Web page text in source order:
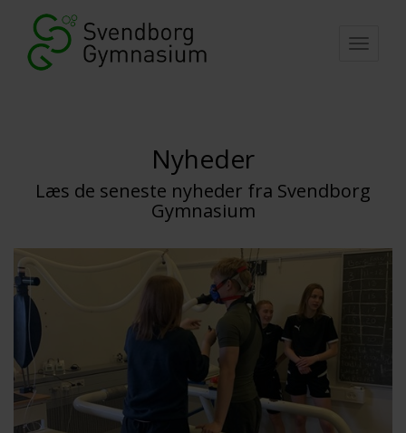
Nyheder
Læs de seneste nyheder fra Svendborg
Gymnasium